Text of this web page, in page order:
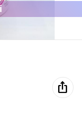
ios_share